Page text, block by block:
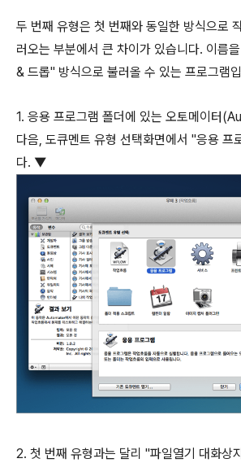
두 번째 유형은 첫 번째와 동일한 방식으로
러오는 부분에서 큰 차이가 있습니다. 이름
& 드롭" 방식으로 불러올 수 있는 프로그램
1. 응용 프로그램 폴더에 있는 오토메이터
다음, 도큐멘트 유형 선택화면에서 "응용 프
다. ▼
2. 첫 번째 유형과는 달리 "파일열기 대화상